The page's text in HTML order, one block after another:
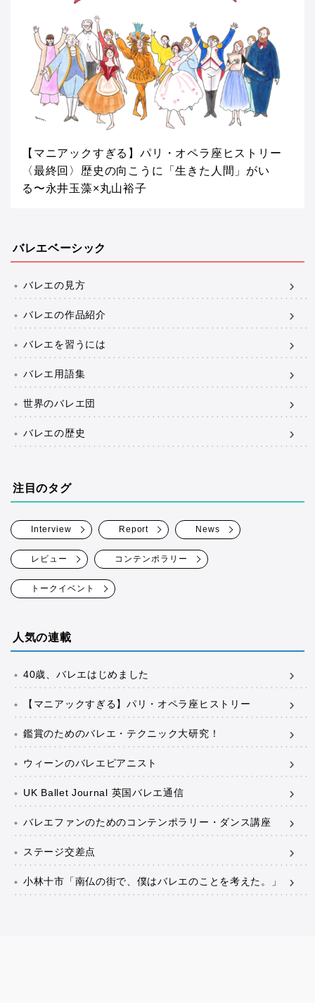
【マニアックすぎる】パリ・オペラ座ヒストリー
〈最終回〉歴史の向こうに「生きた人間」がい
る〜永井玉藻×丸山裕子
バレエベーシック
バレエの見方
バレエの作品紹介
バレエを習うには
バレエ用語集
世界のバレエ団
バレエの歴史
注目のタグ
Interview Report News
レビュー コンテンポラリー
トークイベント
人気の連載
40歳、バレエはじめました
【マニアックすぎる】パリ・オペラ座ヒストリー
鑑賞のためのバレエ・テクニック大研究！
ウィーンのバレエピアニスト
UK Ballet Journal 英国バレエ通信
バレエファンのためのコンテンポラリー・ダンス講座
ステージ交差点
小林十市「南仏の街で、僕はバレエのことを考えた。」